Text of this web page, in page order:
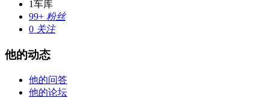
1车库
99+ 粉丝
0 关注
他的动态
他的问答
他的论坛